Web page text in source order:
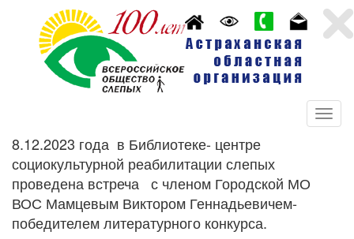
8.12.2023 года в Библиотеке- центре
социокультурной реабилитации слепых
проведена встреча с членом Городской МО
ВОС Мамцевым Виктором Геннадьевичем-
победителем литературного конкурса.